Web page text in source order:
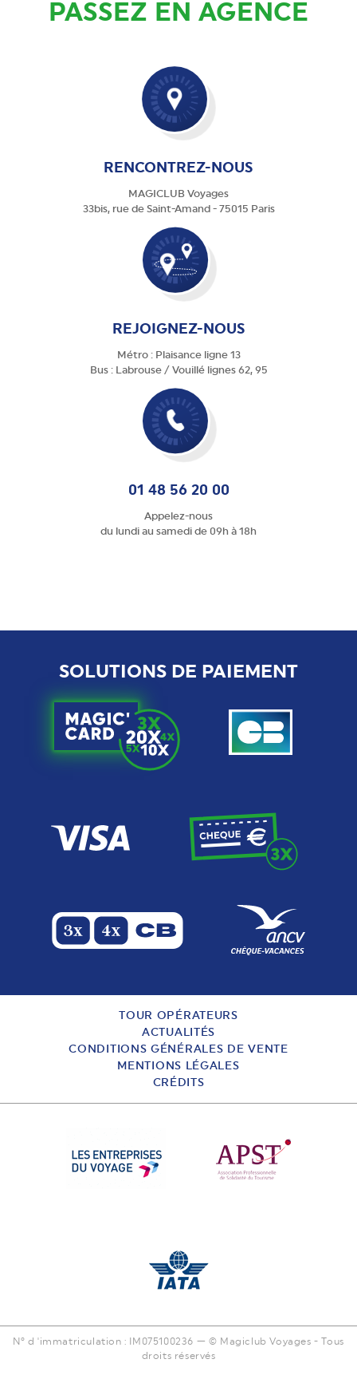
PASSEZ EN AGENCE
RENCONTREZ-NOUS
MAGICLUB Voyages
33bis, rue de Saint-Amand - 75015 Paris
REJOIGNEZ-NOUS
Métro : Plaisance ligne 13
Bus : Labrouse / Vouillé lignes 62, 95
01 48 56 20 00
Appelez-nous
du lundi au samedi de 09h à 18h
SOLUTIONS DE PAIEMENT
TOUR OPÉRATEURS
ACTUALITÉS
CONDITIONS GÉNÉRALES DE VENTE
MENTIONS LÉGALES
CRÉDITS
N° d 'immatriculation : IM075100236 — © Magiclub Voyages - Tous
droits réservés